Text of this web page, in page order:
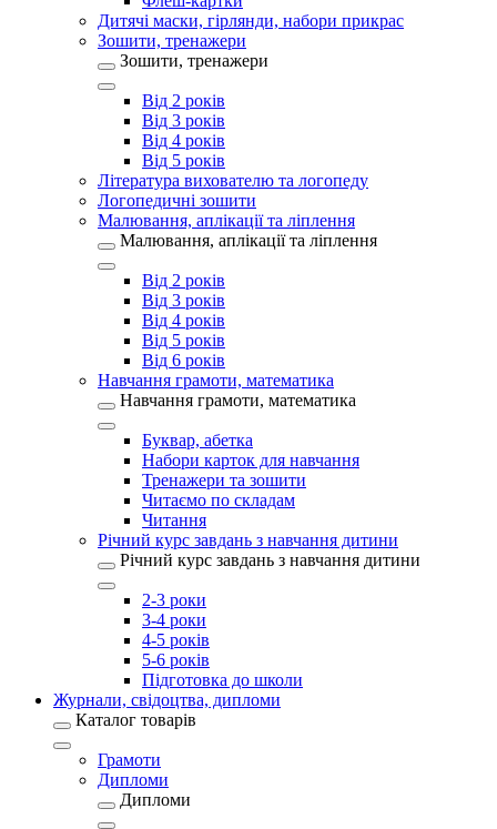
Дитячі маски, гірлянди, набори прикрас
Зошити, тренажери
Зошити, тренажери
Від 2 років
Від 3 років
Від 4 років
Від 5 років
Література вихователю та логопеду
Логопедичні зошити
Малювання, аплікації та ліплення
Малювання, аплікації та ліплення
Від 2 років
Від 3 років
Від 4 років
Від 5 років
Від 6 років
Навчання грамоти, математика
Навчання грамоти, математика
Буквар, абетка
Набори карток для навчання
Тренажери та зошити
Читаємо по складам
Читання
Річний курс завдань з навчання дитини
Річний курс завдань з навчання дитини
2-3 роки
3-4 роки
4-5 років
5-6 років
Підготовка до школи
Журнали, свідоцтва, дипломи
Каталог товарів
Грамоти
Дипломи
Дипломи